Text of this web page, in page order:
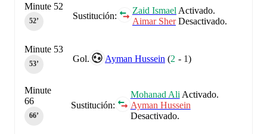
Sustitución:
Zaid Ismael Activado.
Aimar SherDesactivado.
Minute 52
52‎’‎
Gol. Ayman Hussein (2 - 1)
Minute 53
53‎’‎
Sustitución:
Mohanad Ali Activado.
Ayman Hussein
Desactivado.
Minute
66
66‎’‎